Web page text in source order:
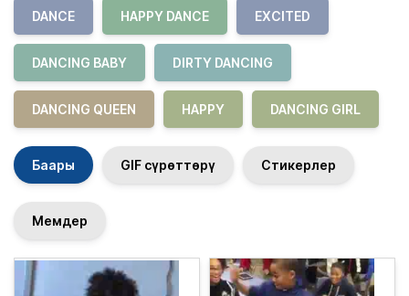
DANCE HAPPY DANCE EXCITED
DANCING BABY DIRTY DANCING
DANCING QUEEN HAPPY DANCING GIRL
Баары GIF сүрөттөрү Стикерлер
Мемдер